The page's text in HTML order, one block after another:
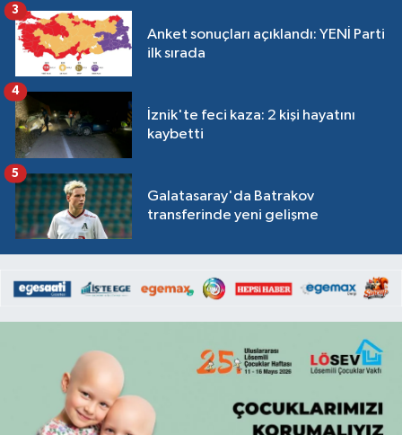
Anket sonuçları açıklandı: YENİ Parti
ilk sırada
3
İznik'te feci kaza: 2 kişi hayatını
kaybetti
4
Galatasaray'da Batrakov
transferinde yeni gelişme
5